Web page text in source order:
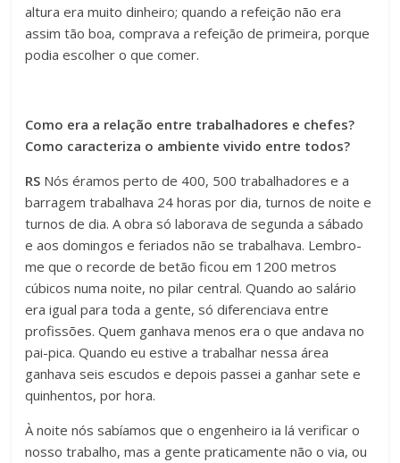
altura era muito dinheiro; quando a refeição não era
assim tão boa, comprava a refeição de primeira, porque
podia escolher o que comer.
Como era a relação entre trabalhadores e chefes?
Como caracteriza o ambiente vivido entre todos?
RS Nós éramos perto de 400, 500 trabalhadores e a
barragem trabalhava 24 horas por dia, turnos de noite e
turnos de dia. A obra só laborava de segunda a sábado
e aos domingos e feriados não se trabalhava. Lembro-
me que o recorde de betão ficou em 1200 metros
cúbicos numa noite, no pilar central. Quando ao salário
era igual para toda a gente, só diferenciava entre
profissões. Quem ganhava menos era o que andava no
pai-pica. Quando eu estive a trabalhar nessa área
ganhava seis escudos e depois passei a ganhar sete e
quinhentos, por hora.
À noite nós sabíamos que o engenheiro ia lá verificar o
nosso trabalho, mas a gente praticamente não o via, ou